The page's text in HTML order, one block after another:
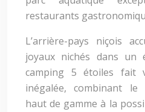
restaurants
L’arrière-pays niçois
joyaux nichés dans un
camping 5 étoiles fait
inégalée, combinant le
haut de gamme à la